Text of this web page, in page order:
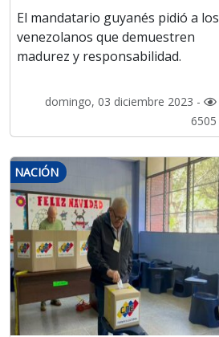
El mandatario guyanés pidió a los
venezolanos que demuestren
madurez y responsabilidad.
domingo, 03 diciembre 2023 -
6505
NACIÓN